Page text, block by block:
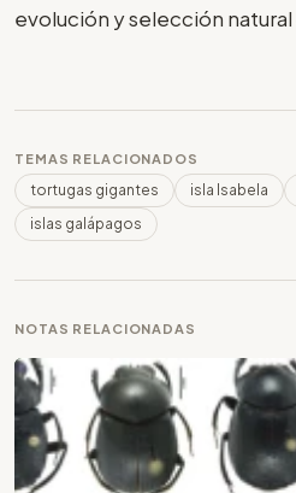
evolución y selección
TEMAS RELACIONADOS
tortugas gigantes isla Isabela
islas galápagos
NOTAS RELACIONADAS